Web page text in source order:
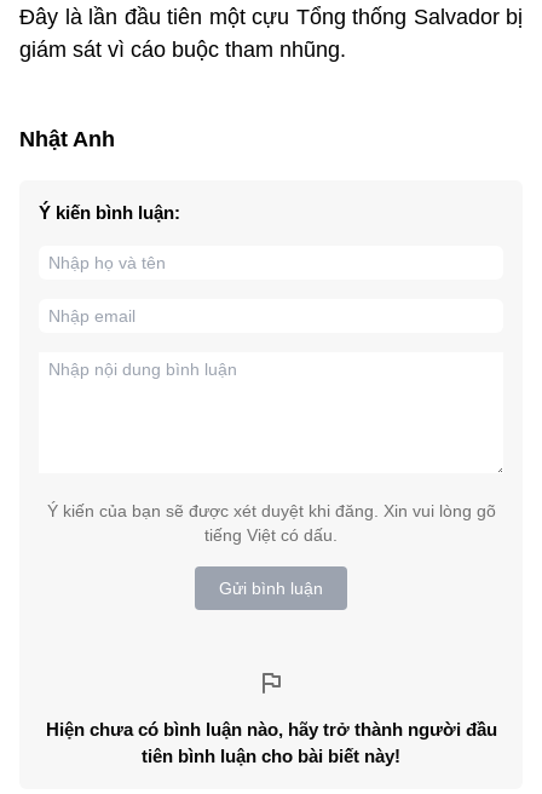
Đây là lần đầu tiên một cựu Tổng thống Salvador bị
giám sát vì cáo buộc tham nhũng.
Nhật Anh
Ý kiến bình luận:
Ý kiến của bạn sẽ được xét duyệt khi đăng. Xin vui lòng gõ
tiếng Việt có dấu.
Gửi bình luận
Hiện chưa có bình luận nào, hãy trở thành người đầu
tiên bình luận cho bài biết này!